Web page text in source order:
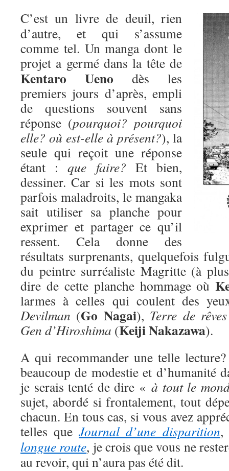
C’est un livre de deuil, rien
d’autre, et qui s’assume
comme tel. Un manga dont le
projet a germé dans la tête de
Kentaro Ueno dès les
premiers jours d’après, empli
de questions souvent sans
réponse (pourquoi? pourquoi
elle? où est-elle à présent?), la
seule qui reçoit une réponse
étant :que faire? Et bien,
dessiner. Car si les mots sont
parfois maladroits, le mangaka
sait utiliser sa planche pour
exprimer et partager ce qu’il
ressent. Cela donne des
résultats surprenants, quelquefois
du peintre surréaliste Magritte (à
dire de cette planche hommage où
larmes à celles qui coulent des
Devilman (Go Nagai), Terre de rêves
Gen d’Hiroshima (Keiji Nakazawa).
A qui recommander une telle
beaucoup de modestie et d’humanité
je serais tenté de dire «à tout le
sujet, abordé si frontalement, tout
chacun. En tous cas, si vous avez
telles queJournal d’une disparition,
longue route, je crois que vous ne
au revoir, qui n’aura pas été dit.